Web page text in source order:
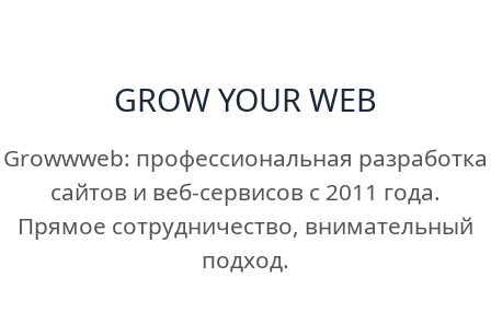
GROWYOUR WEB
Growwweb: профессиональная разработка
сайтов и веб-сервисов с 2011 года.
Прямое сотрудничество, внимательный
подход.